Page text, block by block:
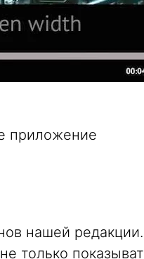
приложение
нашей
только